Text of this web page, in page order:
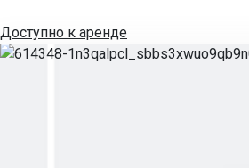
Доступно к аренде